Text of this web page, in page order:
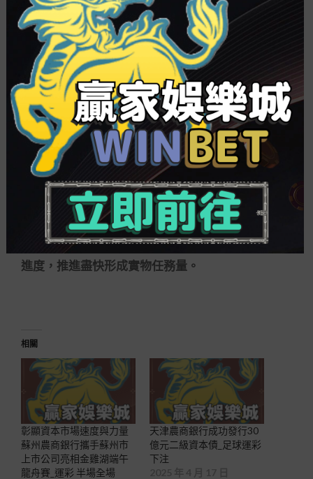
的項目，要將融資計劃作為可行性研討論證焦點，
交融融資組織和項目收益起源，科學安排項目資本
均衡計劃。
《觀點》強調，做好根基設施REITs項目調和辦
事。對擬申報根基設施REITs試點的項目，與中國證
監會本地派出機構等有關方面增強溝通，深入了解
前期任務進展，及時把握項目進度和存在疑問，做
好政策解讀、解決焦點疑問。與當地區產業控制、
天然物質、生態環境、住房和城鄉建設、國資監管
等部分增強溝通切磋，協助項目依法依規核辦或增
補關連手續，落實發布根基設施REITs的各項前提。
對根基設施REITs回收資本擬投入 百家樂打法
的新項
目，增強跟蹤辦事，調和加速前期任務和開工建設
進度，推進盡快形成實物任務量。
相關
彰顯資本市場速度與力量
蘇州農商銀行攜手蘇州市
上市公司亮相金雞湖端午
龍舟賽_運彩 半場全場
天津農商銀行成功發行30
億元二級資本債_足球運彩
下注